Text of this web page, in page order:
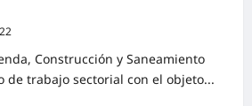
Construcción y Saneamiento
de trabajo sectorial con el objeto...